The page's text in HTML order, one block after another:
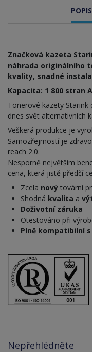
POPIS
Značková kazeta
náhrada originálního
kvality, snadné
Kapacita: 1 800 stran
Tonerové kazety
dnes svět alternativních
Veškerá produkce je
Samozřejmostí je
reach 2.0.
Nesporně největším
cena, která jistě předčí
Zcela nový tovární
Shodná kvalita a
Doživotní záruka
Otestováno při
Plně kompatibilní
Nepřehlédněte